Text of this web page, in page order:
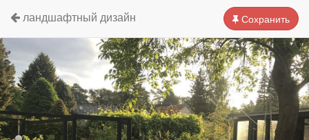
Сохранить
ландшафтный дизайн